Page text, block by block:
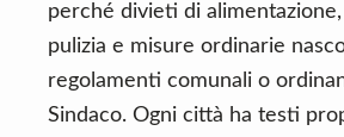
perché divieti di
pulizia e misure ordinarie
regolamenti comunali o
Sindaco. Ogni città ha testi